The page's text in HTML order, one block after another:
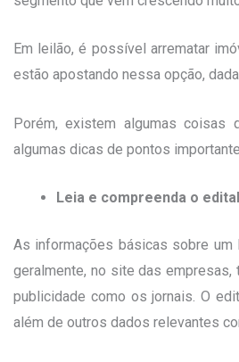
Em leilão, é possível arrematar
estão apostando nessa opção,
Porém, existem algumas coisas
algumas dicas de pontos
Leia e compreenda o
As informações básicas sobre um
geralmente, no site das
publicidade como os jornais. O
além de outros dados relevantes